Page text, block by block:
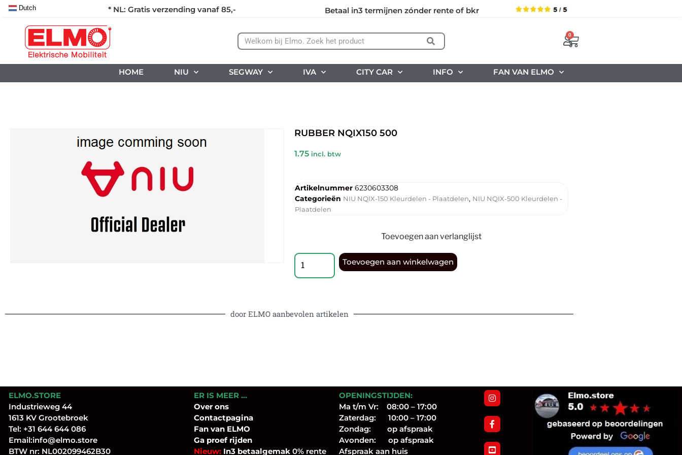
* NL: Gratis verzending vanaf 85,- Betaal in3 termijnen zónder rente of bkr
Dutch
0
HOME NIU SEGWAY IVA CITY CAR INFO FAN VAN ELMO
RUBBER NQIX150 500
1.75 incl. btw
Artikelnummer 6230603308
Categorieën NIU NQIX-150 Kleurdelen - Plaatdelen, NIU NQIX-500 Kleurdelen -
Plaatdelen
Toevoegen aan verlanglijst
Toevoegen aan winkelwagen
door ELMO aanbevolen artikelen
ELMO.STORE
Industrieweg 44
1613 KV Grootebroek
Tel: +31 644 644 086
Email:info@elmo.store
BTW nr: NL002099462B30
ER IS MEER …
Over ons
Contactpagina
Fanvan ELMO
Ga proef rijden
Nieuw:In3 betaalgemak 0% rente
OPENINGSTIJDEN:
Ma t/m Vr: 08:00 – 17:00
Zaterdag: 10:00 – 17:00
Zondag: op afspraak
Avonden: op afspraak
Afspraak aan huis